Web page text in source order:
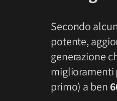
Secondo
potente,
generazione
miglioramenti
primo) a ben